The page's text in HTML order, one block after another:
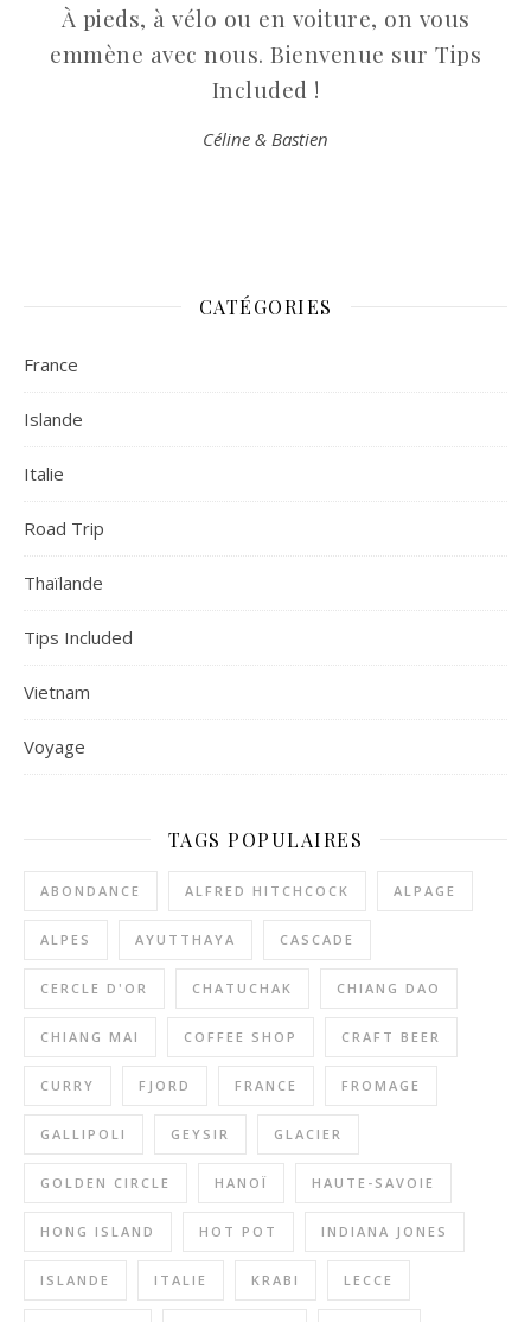
À pieds, à vélo ou en voiture, on vous
emmène avec nous. Bienvenue sur Tips
Included !
Céline & Bastien
CATÉGORIES
France
Islande
Italie
Road Trip
Thaïlande
Tips Included
Vietnam
Voyage
TAGS POPULAIRES
ABONDANCE ALFRED HITCHCOCK ALPAGE
ALPES AYUTTHAYA CASCADE
CERCLE D'OR CHATUCHAK CHIANG DAO
CHIANG MAI COFFEE SHOP CRAFT BEER
CURRY FJORD FRANCE FROMAGE
GALLIPOLI GEYSIR GLACIER
GOLDEN CIRCLE HANOÏ HAUTE-SAVOIE
HONG ISLAND HOT POT INDIANA JONES
ISLANDE ITALIE KRABI LECCE